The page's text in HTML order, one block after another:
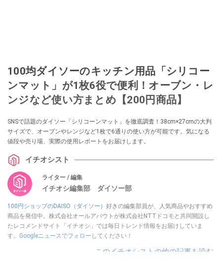
100均ダイソーのキッチン用品「シリコー
ンマット」​​が1枚6役で便利！オーブン・レ
ンジなど使い方まとめ【200円商品】
SNSで話題のダイソー「シリコーンマット」を徹底調査！38cm×27cmの大判
サイズで、オーブンやレンジなど1枚で6通りの使い方が可能です。気になる
値段や売り場、実際の使用レポートをお届けします。
イチオシスト
ライター / 編集
イチオシ編集部 ダイソー部
100円ショップのDAISO（ダイソー） 好きの編集部員が、人気商品やおすすめ
商品を発信中。株式会社オールアバウトが株式会社NTTドコモと共同開設し
たレコメンドサイト「イチオシ」では毎日トレンド情報をお届けしていま
す。 Googleニュースでフォロー してください！
このイチオシストの他の記事を読む